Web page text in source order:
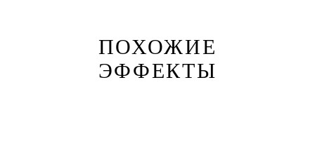
ПОХОЖИЕ
ЭФФЕКТЫ